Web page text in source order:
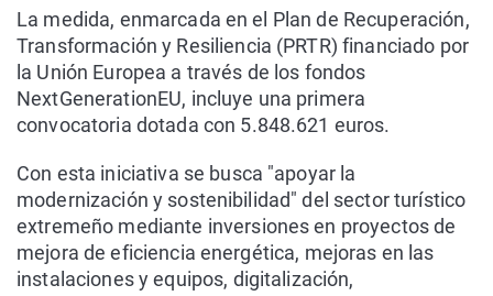
La medida, enmarcada en el Plan de Recuperación,
Transformación y Resiliencia (PRTR) financiado por
la Unión Europea a través de los fondos
NextGenerationEU, incluye una primera
convocatoria dotada con 5.848.621 euros.
Con esta iniciativa se busca "apoyar la
modernización y sostenibilidad" del sector turístico
extremeño mediante inversiones en proyectos de
mejora de eficiencia energética, mejoras en las
instalaciones y equipos, digitalización,